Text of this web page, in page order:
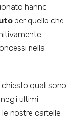
hanno
per quello che
nella
quali sono
ultimi
nostre cartelle